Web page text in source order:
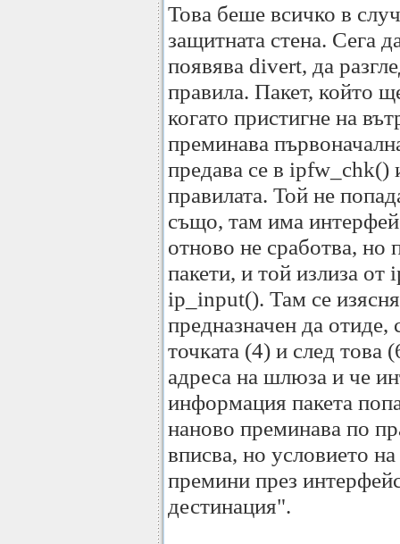
Това беше всичко в
защитната стена. Сега
появява divert, да
правила. Пакет, който
когато пристигне на
преминава
предава се в ipfw_chk()
правилата. Той не
също, там има
отново не сработва, но
пакети, и той излиза
ip_input(). Там се
предназначен да отиде,
точката (4) и след това
адреса на шлюза и че
информация пакета
наново преминава по
вписва, но условието
премини през
дестинация".